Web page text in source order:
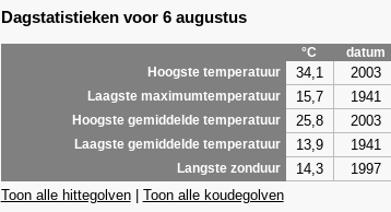
Dagstatistieken voor 6 augustus
°C
datum
Hoogste temperatuur
34,1 2003
Laagste maximumtemperatuur 15,7 1941
Hoogste gemiddelde temperatuur 25,8 2003
Laagste gemiddelde temperatuur 13,9 1941
Langste zonduur 14,3
1997
Toon alle hittegolven| Toon alle koudegolven